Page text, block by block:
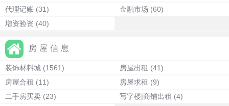
代理记账 (31) 金融市场 (60)
增资验资 (40)
房屋信息
装饰材料城 (1561) 房屋出租 (41)
房屋合租 (11) 房屋求租 (9)
二手房买卖 (23) 写字楼|商铺出租 (4)